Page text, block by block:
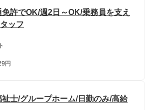
許でOK/週2日～OK/乗務員を支え
ッフ
円
士/グループホーム/日勤のみ/高給